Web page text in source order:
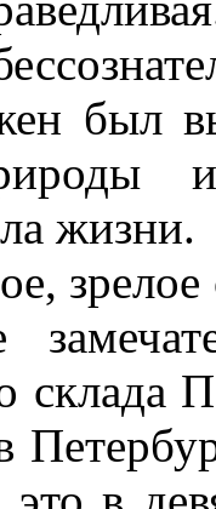
был
жизни.
склада